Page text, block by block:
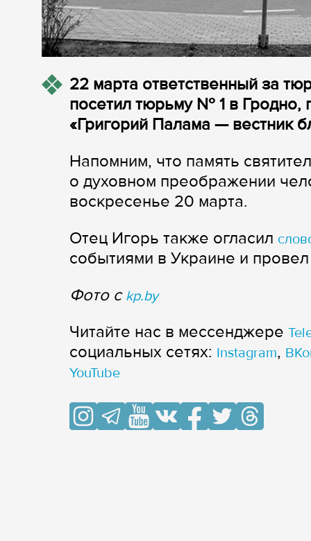
22 марта ответственный за
посетил тюрьму № 1 в Гродно,
«Григорий Палама — вестник
Напомним, что память
о духовном преображении
воскресенье 20 марта.
Отец Игорь также огласил
событиями в Украине и
Фото с kp.by
Читайте нас в мессенджере
cоциальных сетях: Instagram,
YouTube